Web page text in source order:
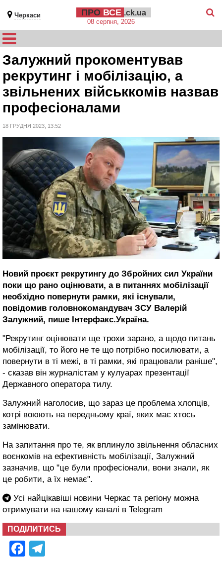
Черкаси ПРО ВСЕ .ck.ua
08 серпня, 2026
Залужний прокоментував
рекрутинг і мобілізацію, а
звільнених військкомів назвав
професіоналами
18 ГРУДНЯ 2023, 13:52
Новий проєкт рекрутингу до Збройних сил України
поки що рано оцінювати, а в питаннях мобілізації
необхідно повернути рамки, які існували,
повідомив головнокомандувач ЗСУ Валерій
Залужний, пише Інтерфакс.Україна.
"Рекрутинг оцінювати ще трохи зарано, а щодо питань
мобілізації, то його не те що потрібно посилювати, а
повернути в ті межі, в ті рамки, які працювали раніше",
- сказав він журналістам у кулуарах презентації
Державного оператора тилу.
Залужний наголосив, що зараз це проблема хлопців,
котрі воюють на передньому краї, яких має хтось
замінювати.
На запитання про те, як вплинуло звільнення обласних
воєнкомів на ефективність мобілізації, Залужний
зазначив, що "це були професіонали, вони знали, як
це робити, а їх немає".
Усі найцікавіші новини Черкас та регіону можна
отримувати на нашому каналі в Telegram
ПОДІЛИТИСЬ
Facebook